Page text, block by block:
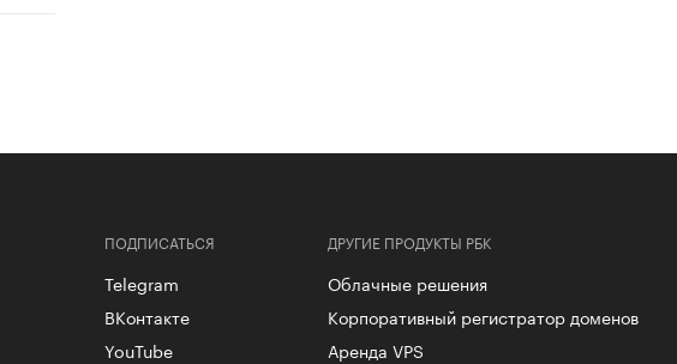
ДРУГИЕ ПРОДУКТЫ РБК
Облачные решения
Корпоративный регистратор доменов
Аренда VPS
ПОДПИСАТЬСЯ
Telegram
ВКонтакте
YouTube